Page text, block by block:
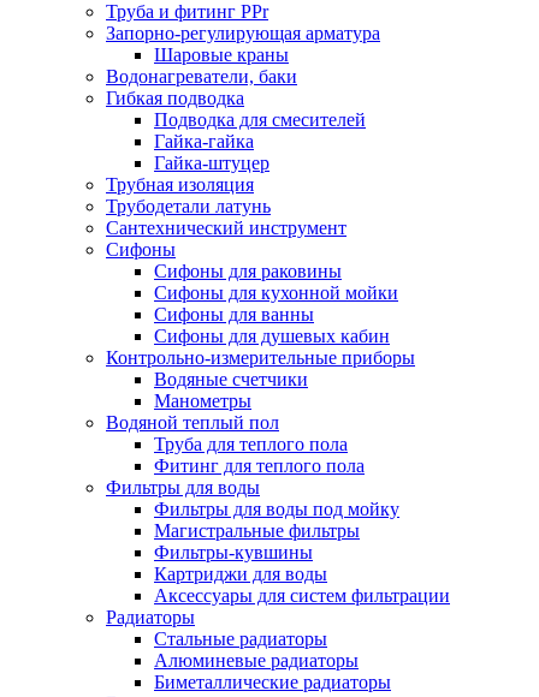
Труба и фитинг PPr
Запорно-регулирующая арматура
Шаровые краны
Водонагреватели, баки
Гибкая подводка
Подводка для смесителей
Гайка-гайка
Гайка-штуцер
Трубная изоляция
Трубодетали латунь
Сантехнический инструмент
Сифоны
Сифоны для раковины
Сифоны для кухонной мойки
Сифоны для ванны
Сифоны для душевых кабин
Контрольно-измерительные приборы
Водяные счетчики
Манометры
Водяной теплый пол
Труба для теплого пола
Фитинг для теплого пола
Фильтры для воды
Фильтры для воды под мойку
Магистральные фильтры
Фильтры-кувшины
Картриджи для воды
Аксессуары для систем фильтрации
Радиаторы
Стальные радиаторы
Алюминевые радиаторы
Биметаллические радиаторы